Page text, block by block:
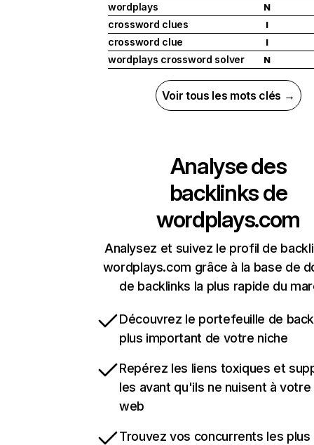
wordplays N
crossword clues I
crossword clue I
wordplays crossword solver N
Voir tous les mots clés →
Analyse des
backlinks de
wordplays.com
Analysez et suivez le profil de
wordplays.com grâce à la base de
de backlinks la plus rapide du
Découvrez le portefeuille de
plus important de votre niche
Repérez les liens toxiques et
les avant qu'ils ne nuisent à
web
Trouvez vos concurrents les